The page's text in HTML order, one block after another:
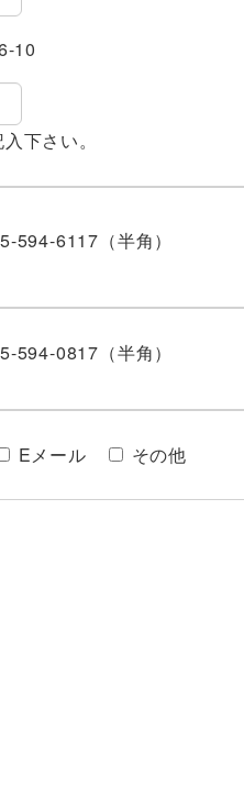
10
下さい。
594-6117（半角）
594-0817（半角）
Eメール その他